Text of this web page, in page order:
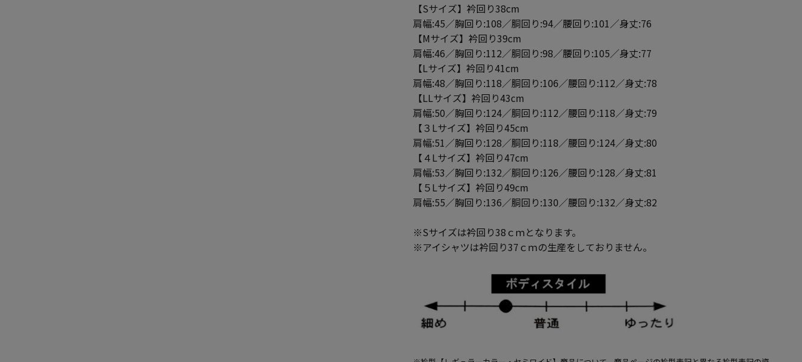
【Sサイズ】衿回り38cm
肩幅:45／胸回り:108／胴回り:94／腰回り:101／身丈:76
【Mサイズ】衿回り39cm
肩幅:46／胸回り:112／胴回り:98／腰回り:105／身丈:77
【Lサイズ】衿回り41cm
肩幅:48／胸回り:118／胴回り:106／腰回り:112／身丈:78
【LLサイズ】衿回り43cm
肩幅:50／胸回り:124／胴回り:112／腰回り:118／身丈:79
【３Lサイズ】衿回り45cm
肩幅:51／胸回り:128／胴回り:118／腰回り:124／身丈:80
【４Lサイズ】衿回り47cm
肩幅:53／胸回り:132／胴回り:126／腰回り:128／身丈:81
【５Lサイズ】衿回り49cm
肩幅:55／胸回り:136／胴回り:130／腰回り:132／身丈:82
※Sサイズは衿回り38ｃｍとなります。
※アイシャツは衿回り37ｃｍの生産をしておりません。